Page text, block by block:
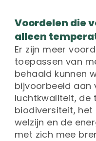
Voordelen die
alleen
Er zijn meer
toepassen van
behaald kunnen
bijvoorbeeld aan
luchtkwaliteit, de
biodiversiteit,
welzijn en de
met zich mee